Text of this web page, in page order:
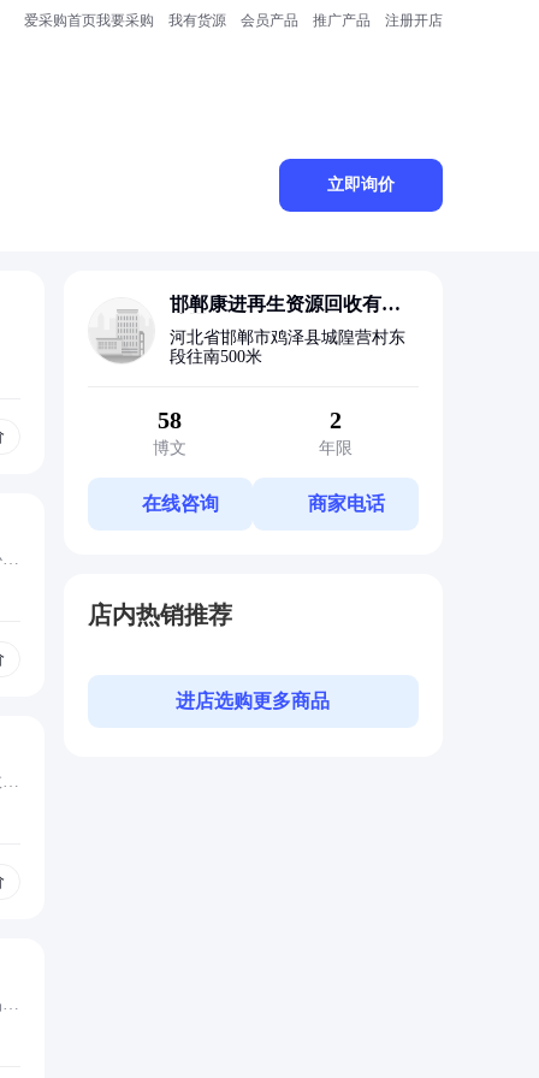
爱采购首页我要采购 我有货源 会员产品 推广产品 注册开店
立即询价
邯郸康进再生资源回收有限
河北省邯郸市鸡泽县城隍营村东
段往南500米
58
博文
2
年限
在线咨询 商家电话
店内热销推荐
进店选购更多商品